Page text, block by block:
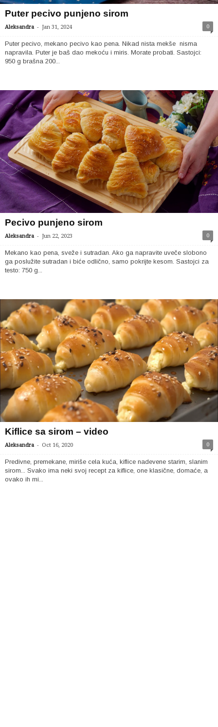
Puter pecivo punjeno sirom
Aleksandra - Jan 31, 2024 0
Puter pecivo, mekano pecivo kao pena. Nikad nista mekše nisma
napravila. Puter je baš dao mekoću i miris. Morate probati. Sastojci:
950 g brašna 200...
Pecivo punjeno sirom
Aleksandra - Jun 22, 2023 0
Mekano kao pena, sveže i sutradan. Ako ga napravite uveče slobono
ga poslužite sutradan i biće odlično, samo pokrijte kesom. Sastojci za
testo: 750 g...
Kiflice sa sirom – video
Aleksandra - Oct 16, 2020 0
Predivne, premekane, miriše cela kuća, kiflice nadevene starim, slanim
sirom... Svako ima neki svoj recept za kiflice, one klasične, domaće, a
ovako ih mi...